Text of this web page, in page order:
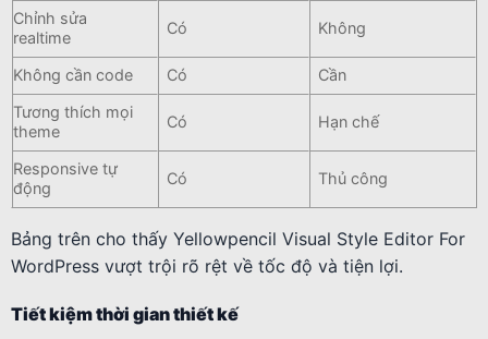
Chỉnh sửa
realtime
Có Không
Không cần code Có
Cần
Tương thích mọi
theme
Có Hạn chế
Responsive tự
động
Có Thủ công
Bảng trên cho thấy Yellowpencil Visual Style Editor For
WordPress vượt trội rõ rệt về tốc độ và tiện lợi.
Tiết kiệm thời gian thiết kế